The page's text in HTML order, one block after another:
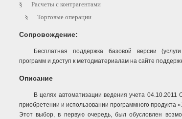
§
Расчеты с контрагентами
§
Торговые операции
Сопровождение:
Бесплатная поддержка базовой версии
программ и доступ к методматериалам на сайте
Описание
В целях автоматизации ведения учета
приобретении и использовании программного продукта
Этот выбор, в первую очередь, был обусловлен